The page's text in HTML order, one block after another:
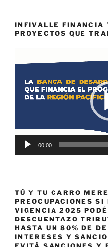
INFIVALLE FINANCIA
PROYECTOS QUE
de
00:00
TÚ Y TU CARRO
PREOCUPACIONES
VIGENCIA 2025
DESCUENTAZO
HASTA UN 80% DE
INTERESES Y
EVITÁ SANCIONES Y